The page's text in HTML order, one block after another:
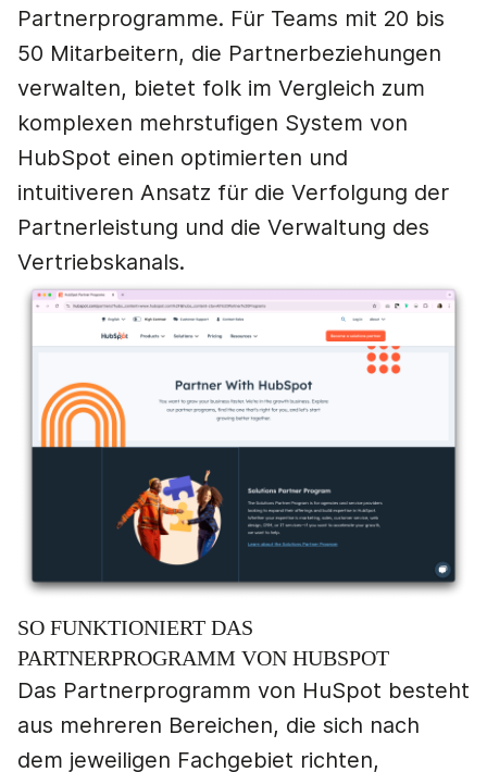
Partnerprogramme. Für Teams mit 20 bis
50 Mitarbeitern, die Partnerbeziehungen
verwalten, bietet folk im Vergleich zum
komplexen mehrstufigen System von
HubSpot einen optimierten und
intuitiveren Ansatz für die Verfolgung der
Partnerleistung und die Verwaltung des
Vertriebskanals.
SO FUNKTIONIERT DAS
PARTNERPROGRAMM VON HUBSPOT
Das Partnerprogramm von HuSpot besteht
aus mehreren Bereichen, die sich nach
dem jeweiligen Fachgebiet richten,